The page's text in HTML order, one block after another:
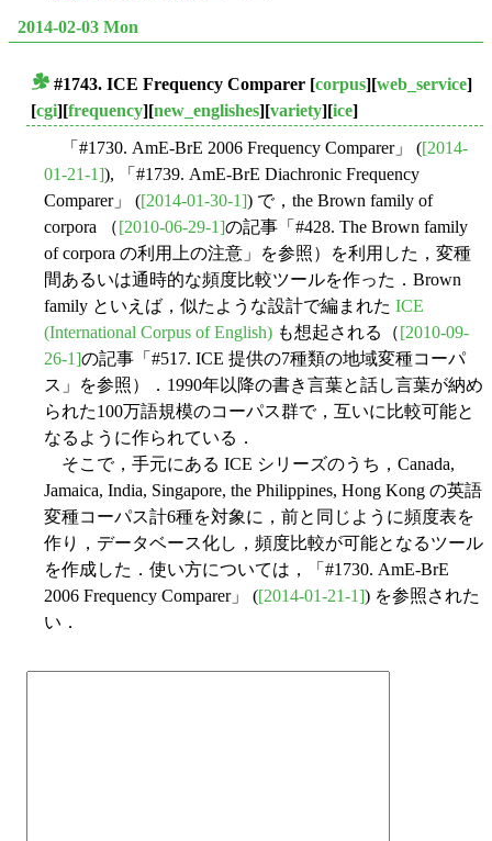
2014-02-03 Mon
#1743. ICE Frequency Comparer [corpus][web_service]
[cgi][frequency][new_englishes][variety][ice]
「#1730. AmE-BrE 2006 Frequency Comparer」 ([2014-
01-21-1]), 「#1739. AmE-BrE Diachronic Frequency
Comparer」 ([2014-01-30-1]) で，the Brown family of
corpora （[2010-06-29-1]の記事「#428. The Brown family
of corpora の利用上の注意」を参照）を利用した，変種
間あるいは通時的な頻度比較ツールを作った．Brown
family といえば，似たような設計で編まれた ICE
(International Corpus of English) も想起される（[2010-09-
26-1]の記事「#517. ICE 提供の7種類の地域変種コーパ
ス」を参照）．1990年以降の書き言葉と話し言葉が納め
られた100万語規模のコーパス群で，互いに比較可能と
なるように作られている．
そこで，手元にある ICE シリーズのうち，Canada,
Jamaica, India, Singapore, the Philippines, Hong Kong の英語
変種コーパス計6種を対象に，前と同じように頻度表を
作り，データベース化し，頻度比較が可能となるツール
を作成した．使い方については，「#1730. AmE-BrE
2006 Frequency Comparer」 ([2014-01-21-1]) を参照された
い．